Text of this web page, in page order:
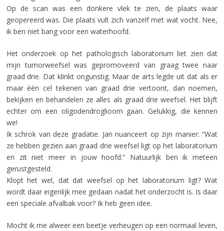
Op de scan was een donkere vlek te zien, de plaats waar
geopereerd was. Die plaats vult zich vanzelf met wat vocht. Nee,
ik ben niet bang voor een waterhoofd.
Het onderzoek op het pathologisch laboratorium liet zien dat
mijn tumorweefsel was gepromoveerd van graag twee naar
graad drie. Dat klinkt ongunstig. Maar de arts legde uit dat als er
maar één cel tekenen van graad drie vertoont, dan noemen,
bekijken en behandelen ze alles als graad drie weefsel. Het blijft
echter om een oligodendroglioom gaan. Gelukkig, die kennen
we!
Ik schrok van deze gradatie. Jan nuanceert op zijn manier: “Wat
ze hebben gezien aan graad drie weefsel ligt op het laboratorium
en zit niet meer in jouw hoofd.” Natuurlijk ben ik meteen
gerustgesteld.
Klopt het wel, dat dat weefsel op het laboratorium ligt? Wat
wordt daar eigenlijk mee gedaan nadat het onderzocht is. Is daar
een speciale afvalbak voor? Ik heb geen idee.
Mocht ik me alweer een beetje verheugen op een normaal leven,